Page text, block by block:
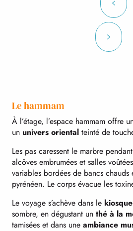
Le hammam
À l’étage, l’espace hammam offre
un univers oriental teinté de
Les pas caressent le marbre
alcôves embrumées et salles
variables bordées de bancs chauds
pyrénéen. Le corps évacue les
Le voyage s’achève dans le
sombre, en dégustant un thé à la
tamisées et dans une ambiance